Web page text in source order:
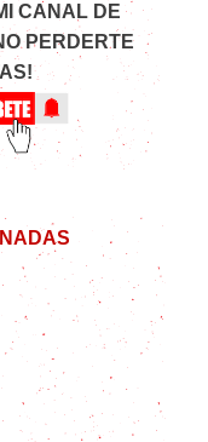
CANAL DE
PERDERTE
peruano
en 5